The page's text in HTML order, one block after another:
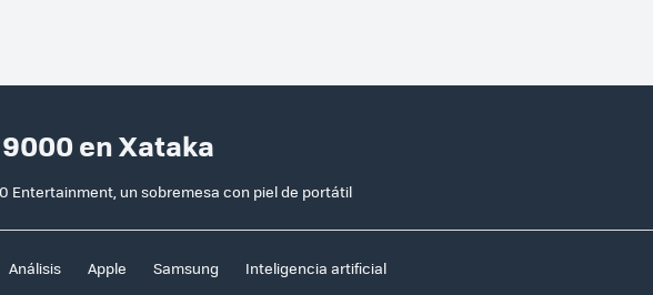
en Xataka
Entertainment, un sobremesa con piel de portátil
Análisis Apple Samsung Inteligencia artificial